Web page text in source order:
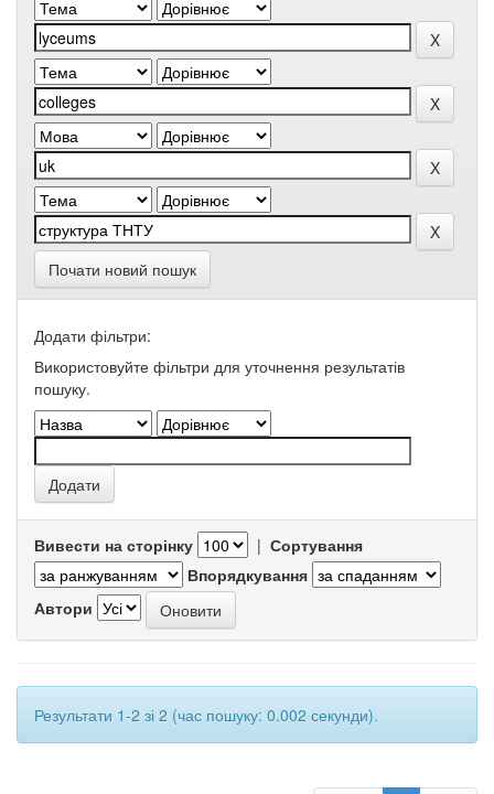
Почати новий пошук
Додати фільтри:
Використовуйте фільтри для уточнення результатів
пошуку.
Вивести на сторінку | Сортування
Впорядкування
Автори
Результати 1-2 зі 2 (час пошуку: 0.002 секунди).